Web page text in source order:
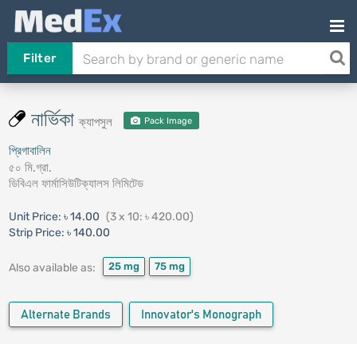
Filter
নার্ভিকাক্যাপসুল Pack Image
প্রিগাবালিন
৫০ মি.গ্রা.
ডিবিএল ফার্মাসিউটিক্যালস লিমিটেড
Unit Price: ৳ 14.00 (3 x 10: ৳ 420.00)
Strip Price: ৳ 140.00
Also available as: 25 mg 75 mg
Alternate Brands Innovator's Monograph